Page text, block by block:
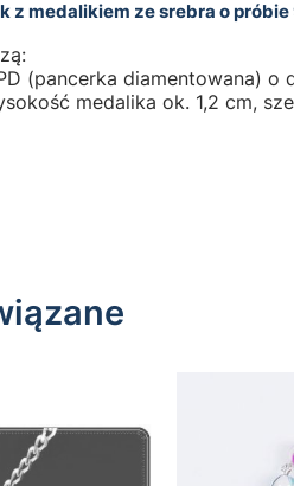
z medalikiem ze srebra o próbie
(pancerka diamentowana)
medalika ok. 1,2 cm,